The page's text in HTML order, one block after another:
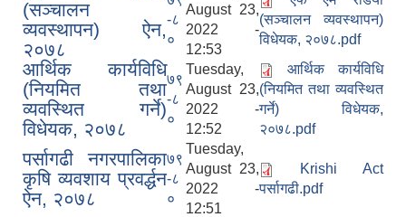
(सञ्चालन
व्यवस्थापन) ऐन,
२०७८
-८
०
August 23,
2022 -
12:53
(सञ्चालन व्यवस्थापन)
विधेयक, २०७८.pdf
आर्थिक कार्यविधि
(नियमित तथा
व्यवस्थित गर्ने)
विधेयक, २०७८
७९
-८
०
Tuesday,
August 23,
2022 -
12:52
आर्थिक कार्यविधि
(नियमित तथा व्यवस्थित
गर्ने) विधेयक,
२०७८.pdf
पर्सागढी नगरपालिका
कृषि व्यवशाय प्रवर्द्धन
ऐन, २०७८
७९
-८
०
Tuesday,
August 23,
2022 -
12:51
Krishi Act
पर्सागढी.pdf